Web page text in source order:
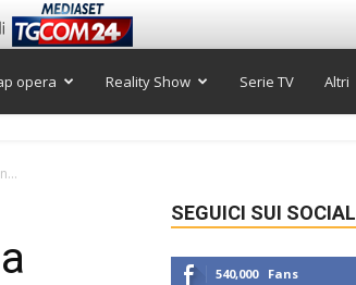
opera Reality Show Serie TV Altri
SEGUICI SUI SOCIAL
540,000 Fans